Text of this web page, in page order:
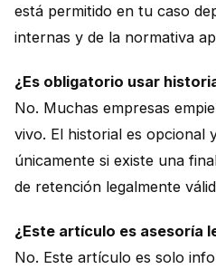
está permitido en tu caso
internas y de la normativa
¿Es obligatorio usar
No. Muchas empresas
vivo. El historial es opcional
únicamente si existe una
de retención legalmente
¿Este artículo es asesoría
No. Este artículo es solo